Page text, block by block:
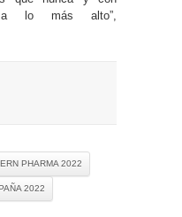
a lo más alto”,
PHARMA 2022
2022